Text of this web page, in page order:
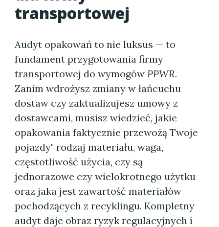
transportowej
Audyt opakowań to nie luksus — to
fundament przygotowania firmy
transportowej do wymogów PPWR.
Zanim wdrożysz zmiany w łańcuchu
dostaw czy zaktualizujesz umowy z
dostawcami, musisz wiedzieć, jakie
opakowania faktycznie przewożą Twoje
pojazdy" rodzaj materiału, waga,
częstotliwość użycia, czy są
jednorazowe czy wielokrotnego użytku
oraz jaka jest zawartość materiałów
pochodzących z recyklingu. Kompletny
audyt daje obraz ryzyk regulacyjnych i